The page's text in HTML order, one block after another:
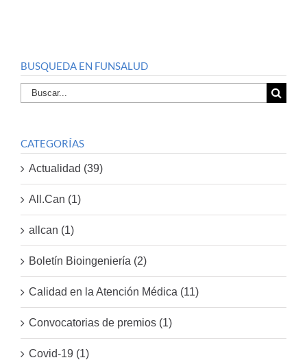
BUSQUEDA EN FUNSALUD
Buscar
por:
CATEGORÍAS
Actualidad (39)
All.Can (1)
allcan (1)
Boletín Bioingeniería (2)
Calidad en la Atención Médica (11)
Convocatorias de premios (1)
Covid-19 (1)